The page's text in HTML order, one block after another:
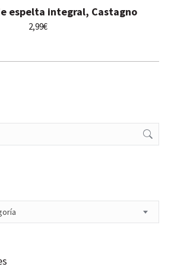
espelta integral, Castagno
2,99€